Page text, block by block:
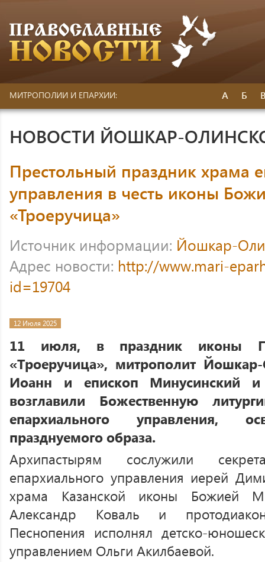
МИТРОПОЛИИ И ЕПАРХИИ: А Б
НОВОСТИ ЙОШКАР-
Престольный праздник храма
управления в честь иконы
«Троеручица»
Источник информации: Йошкар-
Адрес новости: http://www.mari-
id=19704
12 Июля 2025
11 июля, в праздник иконы
«Троеручица», митрополит
Иоанн и епископ Минусинский и
возглавили Божественную
епархиального управления,
празднуемого образа.
Архипастырям сослужили
епархиального управления иерей
храма Казанской иконы Божией
Александр Коваль и
Песнопения исполнял детско-
управлением Ольги Акилбаевой.